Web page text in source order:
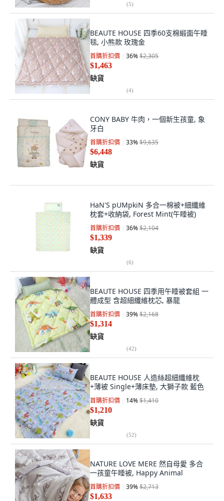
(5)
BEAUTE HOUSE 四季60支棉緞面午睡
毯, 小熊款 玫瑰金
首購折扣價 36%$2,305
$1,463
缺貨
(4)
CONY BABY 牛肉，一個新生孩童, 象
牙白
首購折扣價 33%$9,635
$6,448
缺貨
HaN'S pUMpkiN 多合一棉被+細纖維
枕套+收納袋, Forest Mint(午睡被)
首購折扣價 36%$2,104
$1,339
缺貨
(6)
BEAUTE HOUSE 四季用午睡被套組 一
體成型 含超細纖維枕芯, 暴龍
首購折扣價 39%$2,168
$1,314
缺貨
(42)
BEAUTE HOUSE 人造絲超細纖維枕
+薄被 Single+薄床墊, 大獅子款 藍色
首購折扣價 14%$1,410
$1,210
缺貨
(52)
NATURE LOVE MERE 然自母愛 多合
一孩童午睡被, Happy Animal
首購折扣價 39%$2,713
$1,633